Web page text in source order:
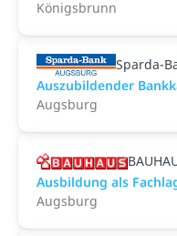
Königsbrunn
Sparda-
Auszubildender
Augsburg
Ausbildung als
Augsburg